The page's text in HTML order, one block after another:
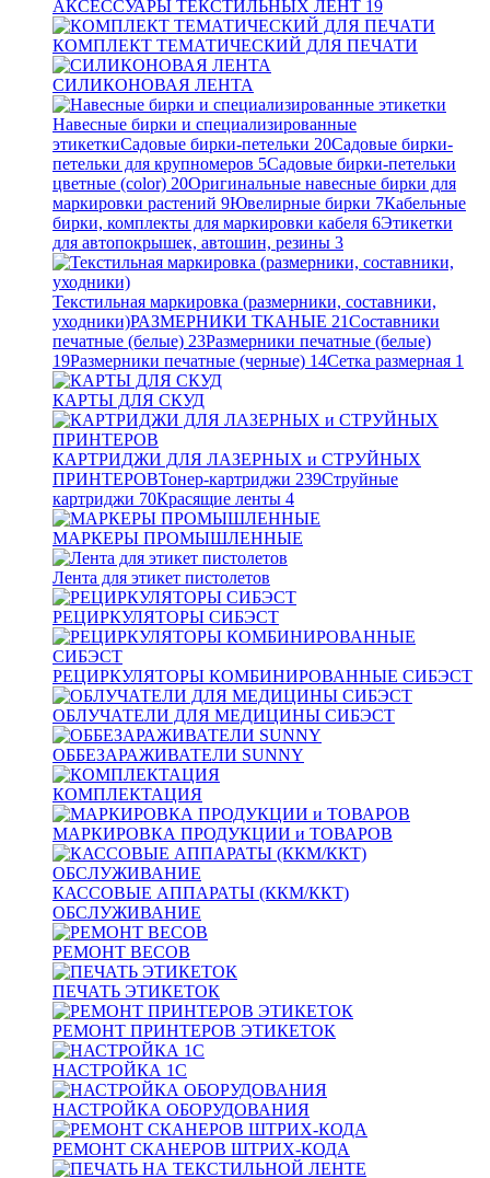
АКСЕССУАРЫ ТЕКСТИЛЬНЫХ ЛЕНТ 19
КОМПЛЕКТ ТЕМАТИЧЕСКИЙ ДЛЯ ПЕЧАТИ
СИЛИКОНОВАЯ ЛЕНТА
Навесные бирки и специализированные
этикеткиСадовые бирки-петельки 20Садовые бирки-
петельки для крупномеров 5Садовые бирки-петельки
цветные (color) 20Оригинальные навесные бирки для
маркировки растений 9Ювелирные бирки 7Кабельные
бирки, комплекты для маркировки кабеля 6Этикетки
для автопокрышек, автошин, резины 3
Текстильная маркировка (размерники, составники,
уходники)РАЗМЕРНИКИ ТКАНЫЕ 21Составники
печатные (белые) 23Размерники печатные (белые)
19Размерники печатные (черные) 14Сетка размерная 1
КАРТЫ ДЛЯ СКУД
КАРТРИДЖИ ДЛЯ ЛАЗЕРНЫХ и СТРУЙНЫХ
ПРИНТЕРОВТонер-картриджи 239Струйные
картриджи 70Красящие ленты 4
МАРКЕРЫ ПРОМЫШЛЕННЫЕ
Лента для этикет пистолетов
РЕЦИРКУЛЯТОРЫ СИБЭСТ
РЕЦИРКУЛЯТОРЫ КОМБИНИРОВАННЫЕ СИБЭСТ
ОБЛУЧАТЕЛИ ДЛЯ МЕДИЦИНЫ СИБЭСТ
ОББЕЗАРАЖИВАТЕЛИ SUNNY
КОМПЛЕКТАЦИЯ
МАРКИРОВКА ПРОДУКЦИИ и ТОВАРОВ
КАССОВЫЕ АППАРАТЫ (ККМ/ККТ)
ОБСЛУЖИВАНИЕ
РЕМОНТ ВЕСОВ
ПЕЧАТЬ ЭТИКЕТОК
РЕМОНТ ПРИНТЕРОВ ЭТИКЕТОК
НАСТРОЙКА 1С
НАСТРОЙКА ОБОРУДОВАНИЯ
РЕМОНТ СКАНЕРОВ ШТРИХ-КОДА